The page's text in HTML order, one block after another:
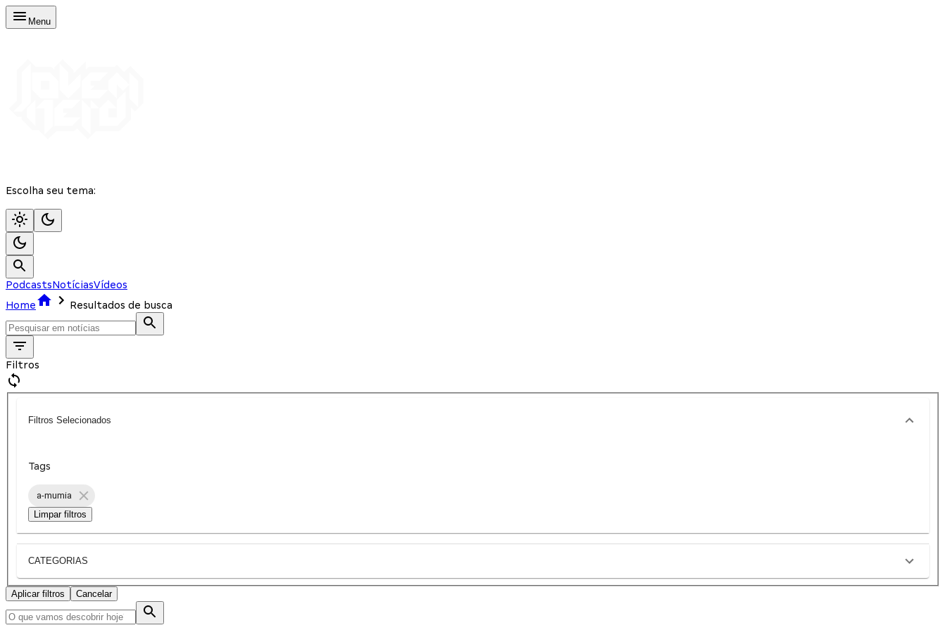
Menu
Escolha seu tema:
PodcastsNotíciasVídeos
Home
Resultados de busca
Filtros
Filtros Selecionados
Tags
a-mumia
Limpar filtros
CATEGORIAS
Aplicar filtros Cancelar